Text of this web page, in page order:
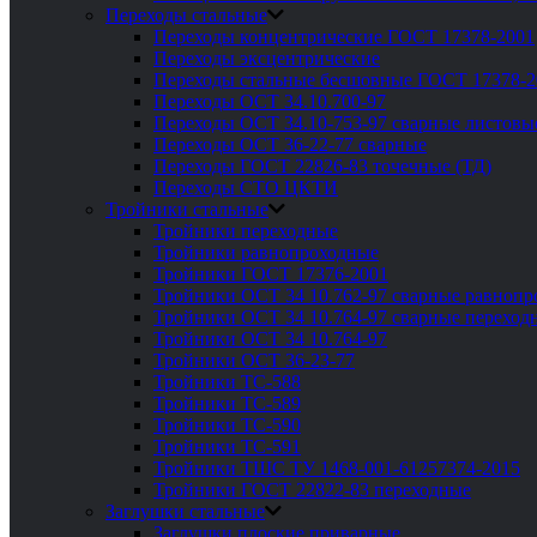
Переходы стальные
Переходы концентрические ГОСТ 17378-2001
Переходы эксцентрические
Переходы стальные бесшовные ГОСТ 17378-
Переходы ОСТ 34.10.700-97
Переходы ОСТ 34.10-753-97 сварные
Переходы ОСТ 36-22-77 сварные
Переходы ГОСТ 22826-83 точечные (ТД)
Переходы СТО ЦКТИ
Тройники стальные
Тройники переходные
Тройники равнопроходные
Тройники ГОСТ 17376-2001
Тройники ОСТ 34 10.762-97 сварные
Тройники ОСТ 34 10.764-97 сварные
Тройники ОСТ 34 10.764-97
Тройники ОСТ 36-23-77
Тройники ТС-588
Тройники ТС-589
Тройники ТС-590
Тройники ТС-591
Тройники ТШС ТУ 1468-001-61257374-2015
Тройники ГОСТ 22822-83 переходные
Заглушки стальные
Заглушки плоские приварные